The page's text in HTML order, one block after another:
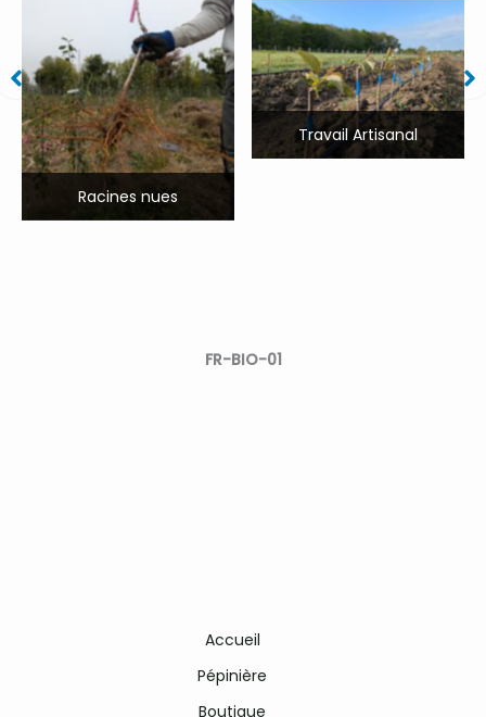
Racines nues
Travail Artisanal
FR-BIO-01
Accueil
Pépinière
Boutique